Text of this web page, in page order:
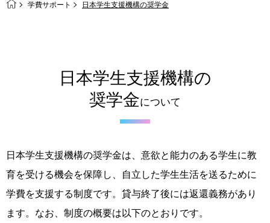
学費サポート 日本学生支援機構の奨学金
日本学生支援機構の
奨学金について
日本学生支援機構の奨学金は、意欲と能力のある学生に教
育を受ける機会を保障し、自立した学生生活を送るために
学費を支援する制度です。貸与終了後には返還義務があり
ます。なお、制度の概要は以下のとおりです。